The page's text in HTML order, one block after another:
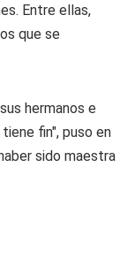
Entre ellas,
que se
hermanos e
fin", puso en
sido maestra